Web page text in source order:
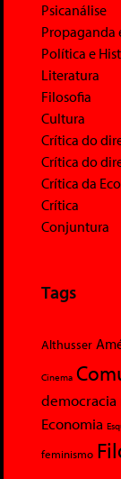
Psicanálise
Propaganda
Política e
Literatura
Filosofia
Cultura
Crítica do
Crítica do
Crítica da
Crítica
Conjuntura
Tags
Althusser
Cinema
democracia
Economia
feminismo